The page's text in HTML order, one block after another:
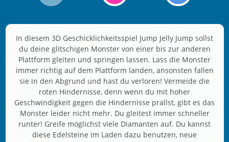
In diesem 3D Geschicklichkeitsspiel Jump Jelly Jump sollst
du deine glitschigen Monster von einer bis zur anderen
Plattform gleiten und springen lassen. Lass die Monster
immer richtig auf dem Plattform landen, ansonsten fallen
sie in den Abgrund und hast du verloren! Vermeide die
roten Hindernisse, denn wenn du mit hoher
Geschwindigkeit gegen die Hindernisse prallst, gibt es das
Monster leider nicht mehr. Du gleitest immer schneller
runter! Greife möglichst viele Diamanten auf. Du kannst
diese Edelsteine im Laden dazu benutzen, neue